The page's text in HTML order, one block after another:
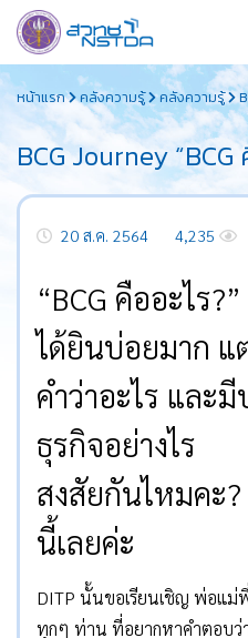
to
content
หน้าแรก คลังความรู้ คลังความรู้
BCG Journey “BCG
20 ส.ค. 2564 4,235
“BCG คืออะไร?”
ได้ยินบ่อยมาก แ
คำว่าอะไร และ
ธุรกิจอย่างไร
สงสัยกันไหมคะ
นี้เลยค่ะ
DITP นั้นขอเรียนเชิญ พ่อแม่
ทุกๆ ท่าน ที่อยากหาคำตอบว่